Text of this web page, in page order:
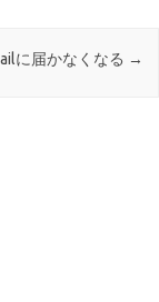
に届かなくなる →